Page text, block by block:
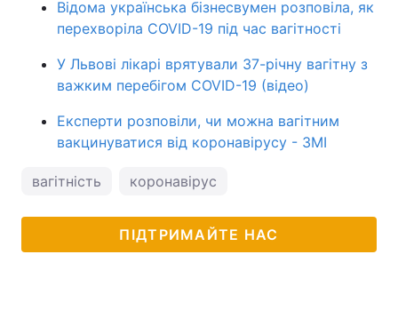
Відома українська бізнесвумен розповіла, як
перехворіла COVID-19 під час вагітності
У Львові лікарі врятували 37-річну вагітну з
важким перебігом COVID-19 (відео)
Експерти розповіли, чи можна вагітним
вакцинуватися від коронавірусу - ЗМІ
вагітність коронавірус
ПІДТРИМАЙТЕ НАС